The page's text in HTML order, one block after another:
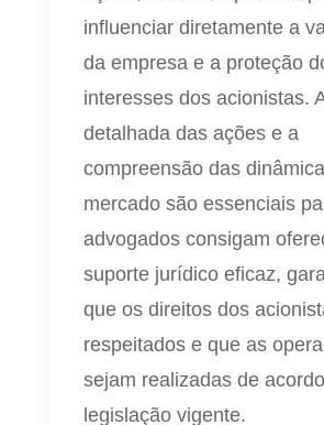
influenciar diretamente a
da empresa e a proteção
interesses dos acionistas.
detalhada das ações e a
compreensão das
mercado são essenciais
advogados consigam
suporte jurídico eficaz,
que os direitos dos
respeitados e que as
sejam realizadas de
legislação vigente.